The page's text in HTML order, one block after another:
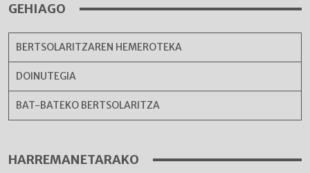
GEHIAGO
BERTSOLARITZAREN HEMEROTEKA
DOINUTEGIA
BAT-BATEKO BERTSOLARITZA
HARREMANETARAKO